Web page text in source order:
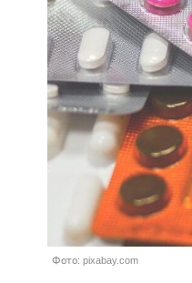
Фото: pixabay.com